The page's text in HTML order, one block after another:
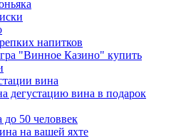
напитков
"Винное Казино" купить
вина
дегустацию вина в подарок
до 50 человвек
на вашей яхте